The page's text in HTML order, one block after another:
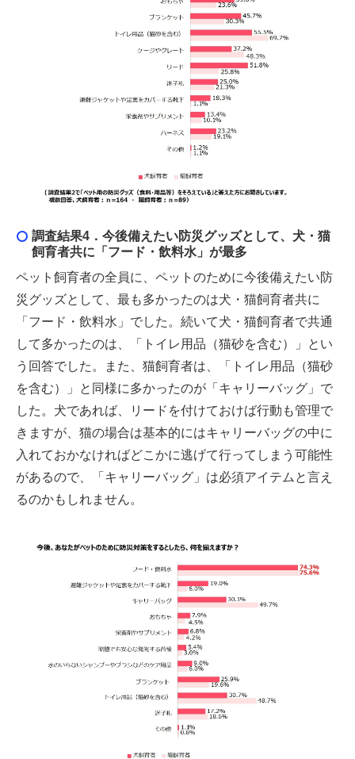
調査結果4． 今後備えたい防災グッズとして、犬・猫
飼育者共に「フード・飲料水」が最多
ペット飼育者の全員に、ペットのために今後備えたい防
災グッズとして、最も多かったのは犬・猫飼育者共に
「フード・飲料水」でした。続いて犬・猫飼育者で共通
して多かったのは、「トイレ用品（猫砂を含む）」とい
う回答でした。また、猫飼育者は、「トイレ用品（猫砂
を含む）」と同様に多かったのが「キャリーバッグ」で
した。犬であれば、リードを付けておけば行動も管理で
きますが、猫の場合は基本的にはキャリーバッグの中に
入れておかなければどこかに逃げて行ってしまう可能性
があるので、「キャリーバッグ」は必須アイテムと言え
るのかもしれません。